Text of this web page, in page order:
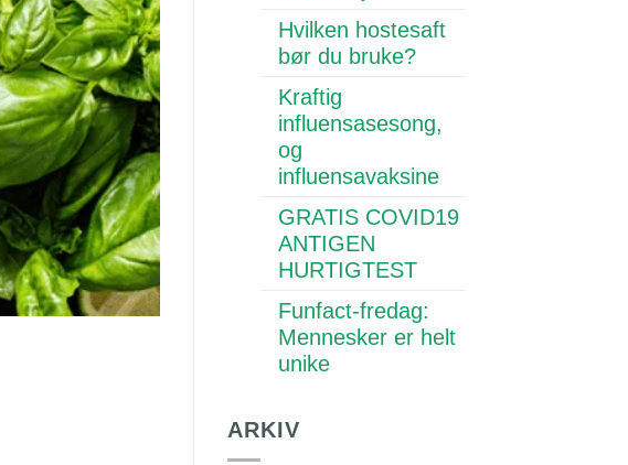
Hvilken hostesaft
bør du bruke?
Kraftig
influensasesong,
og
influensavaksine
GRATIS COVID19
ANTIGEN
HURTIGTEST
Funfact-fredag:
Mennesker er helt
unike
ARKIV